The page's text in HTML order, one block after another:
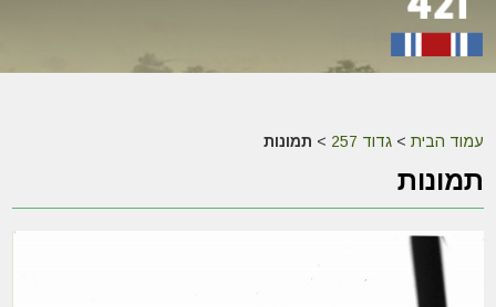
עמוד הבית >גדוד 257 > תמונות
תמונות